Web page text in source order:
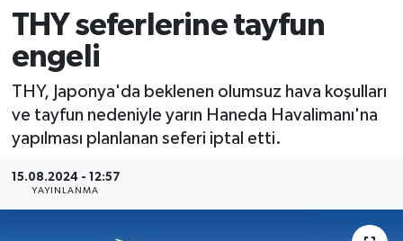
THY seferlerine tayfun
engeli
THY, Japonya'da beklenen olumsuz hava koşulları
ve tayfun nedeniyle yarın Haneda Havalimanı'na
yapılması planlanan seferi iptal etti.
15.08.2024 - 12:57
YAYINLANMA
Spor
Ekonomi
Sağlık
Magazin
Tüm Manşetler
Son Dakika Haberleri
Haber Arşivi